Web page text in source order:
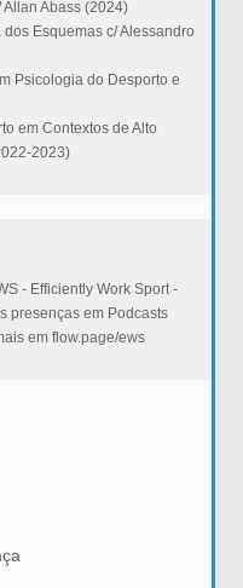
Allan Abass (2024)
Esquemas c/ Alessandro
Psicologia do Desporto e
em Contextos de Alto
2023)
- Efficiently Work Sport -
presenças em Podcasts
em flow.page/ews